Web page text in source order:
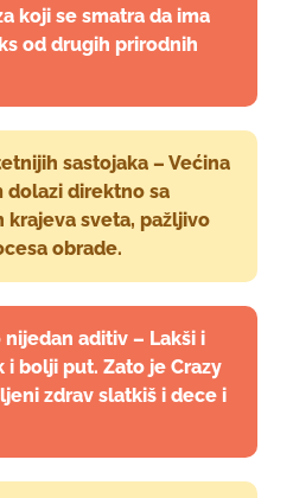
koji se smatra da ima
od drugih prirodnih
sastojaka – Većina
dolazi direktno sa
krajeva sveta, pažljivo
obrade.
aditiv – Lakši i
bolji put. Zato je Crazy
zdrav slatkiš i dece i